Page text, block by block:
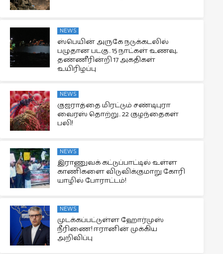
NEWS
ஸ்பெயின் அருகே நடுக்கடலில்
பழுதான படகு.. 15 நாட்கள் உணவு,
தண்ணீரின்றி 17 அகதிகள்
உயிரிழப்பு
NEWS
குஜராத்தை மிரட்டும் சண்டிபுரா
வைரஸ் தொற்று.. 22 குழந்தைகள்
பலி!
NEWS
இராணுவக் கட்டுப்பாட்டில் உள்ள
காணிகளை விடுவிக்குமாறு கோரி
யாழில் போராட்டம்!
NEWS
முடக்கப்பட்டுள்ள ஹோர்முஸ்
நீரிணை! ஈரானின் முக்கிய
அறிவிப்பு